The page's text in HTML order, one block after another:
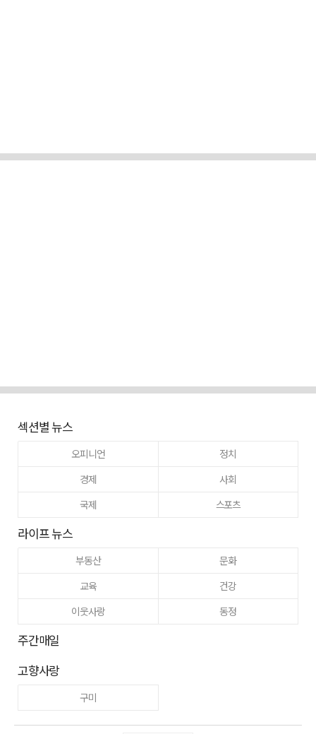
섹션별 뉴스
오피니언
정치
경제
사회
국제
스포츠
라이프 뉴스
부동산
문화
교육
건강
이웃사랑
동정
주간매일
고향사랑
구미